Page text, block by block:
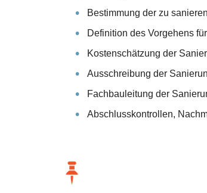
Bestimmung der zu
Definition des Vorgehens
Kostenschätzung der
Ausschreibung der
Fachbauleitung der
Abschlusskontrollen,